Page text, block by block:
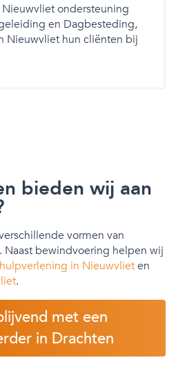
ondersteuning
en Dagbesteding,
Nieuwvliet hun cliënten bij
bieden wij aan
vormen van
bewindvoering helpen wij
in Nieuwvlieten
.
met een
in Drachten